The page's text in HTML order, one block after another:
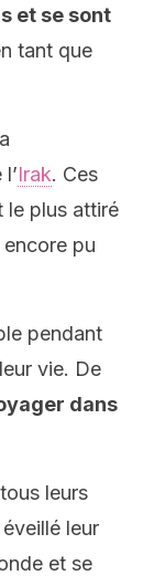
et se sont
tant que
Irak. Ces
le plus attiré
encore pu
pendant
vie. De
dans
leurs
leur
et se